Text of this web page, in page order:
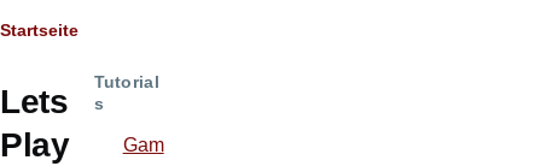
Startseite
Lets
Play
Tutorial
s
Gam